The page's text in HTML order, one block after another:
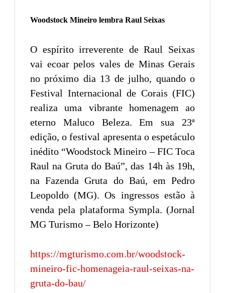
Woodstock Mineiro lembra Raul Seixas
O espírito irreverente de Raul Seixas
vai ecoar pelos vales de Minas Gerais
no próximo dia 13 de julho, quando o
Festival Internacional de Corais (FIC)
realiza uma vibrante homenagem ao
eterno Maluco Beleza. Em sua 23ª
edição, o festival apresenta o espetáculo
inédito “Woodstock Mineiro – FIC Toca
Raul na Gruta do Baú”, das 14h às 19h,
na Fazenda Gruta do Baú, em Pedro
Leopoldo (MG). Os ingressos estão à
venda pela plataforma Sympla. (Jornal
MG Turismo – Belo Horizonte)
https://mgturismo.com.br/woodstock-
mineiro-fic-homenageia-raul-seixas-na-
gruta-do-bau/